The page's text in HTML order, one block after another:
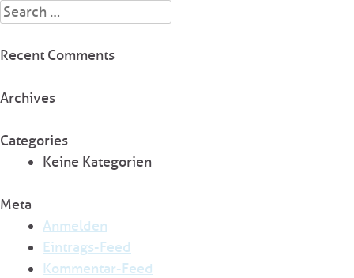
Search
Recent Comments
Archives
Categories
Keine Kategorien
Meta
Anmelden
Eintrags-Feed
Kommentar-Feed